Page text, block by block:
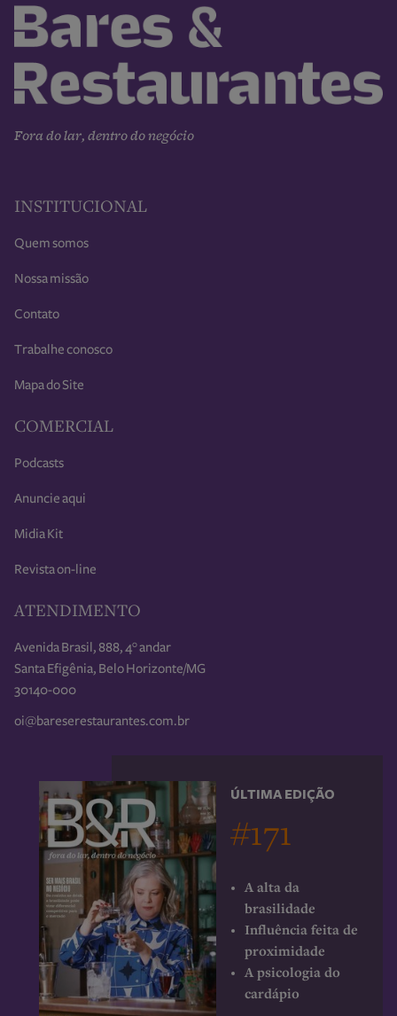
Fora do lar, dentro do negócio
INSTITUCIONAL
Quem somos
Nossa missão
Contato
Trabalhe conosco
Mapa do Site
COMERCIAL
Podcasts
Anuncie aqui
Midia Kit
Revista on-line
ATENDIMENTO
Avenida Brasil, 888, 4° andar
Santa Efigênia, Belo Horizonte/MG
30140-000
oi@bareserestaurantes.com.br
ÚLTIMA EDIÇÃO
#171
A alta da
brasilidade
Influência feita de
proximidade
A psicologia do
cardápio